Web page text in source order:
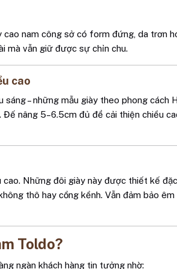
nam công sở có form đứng, da trơn
mà vẫn giữ được sự chỉn chu.
cao
– những mẫu giày theo phong cách
nâng 5–6.5cm đủ để cải thiện chiều
cao. Những đôi giày này được thiết kế
thô hay cồng kềnh. Vẫn đảm bảo
Toldo?
ngàn khách hàng tin tưởng nhờ: